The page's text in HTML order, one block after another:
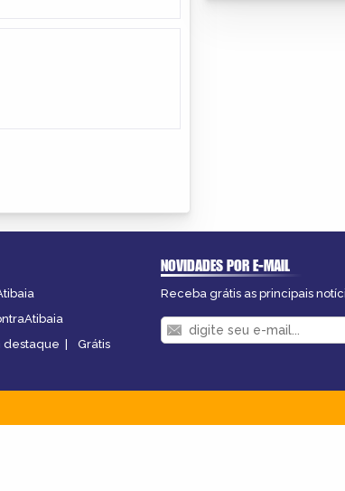
destaque | Grátis
NOVIDADES POR E-MAIL
Receba grátis as principais